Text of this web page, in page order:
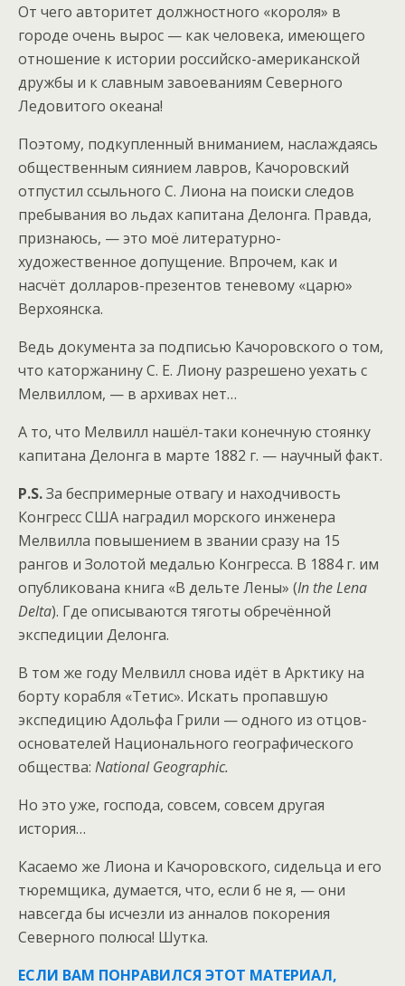
От чего авторитет должностного «короля» в
городе очень вырос — как человека, имеющего
отношение к истории российско-американской
дружбы и к славным завоеваниям Северного
Ледовитого океана!
Поэтому, подкупленный вниманием, наслаждаясь
общественным сиянием лавров, Качоровский
отпустил ссыльного С. Лиона на поиски следов
пребывания во льдах капитана Делонга. Правда,
признаюсь, — это моё литературно-
художественное допущение. Впрочем, как и
насчёт долларов-презентов теневому «царю»
Верхоянска.
Ведь документа за подписью Качоровского о том,
что каторжанину С. Е. Лиону разрешено уехать с
Мелвиллом, — в архивах нет…
А то, что Мелвилл нашёл-таки конечную стоянку
капитана Делонга в марте 1882 г. — научный факт.
P.S.За беспримерные отвагу и находчивость
Конгресс США наградил морского инженера
Мелвилла повышением в звании сразу на 15
рангов и Золотой медалью Конгресса. В 1884 г. им
опубликована книга «В дельте Лены» (In the Lena
Delta). Где описываются тяготы обречённой
экспедиции Делонга.
В том же году Мелвилл снова идёт в Арктику на
борту корабля «Тетис». Искать пропавшую
экспедицию Адольфа Грили — одного из отцов-
основателей Национального географического
общества: National Geographic.
Но это уже, господа, совсем, совсем другая
история…
Касаемо же Лиона и Качоровского, сидельца и его
тюремщика, думается, что, если б не я, — они
навсегда бы исчезли из анналов покорения
Северного полюса! Шутка.
ЕСЛИ ВАМ ПОНРАВИЛСЯ ЭТОТ МАТЕРИАЛ,